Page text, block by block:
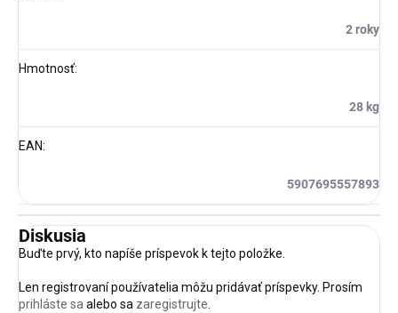
2 roky
Hmotnosť:
28 kg
EAN:
5907695557893
Diskusia
Buďte prvý, kto napíše príspevok k tejto položke.
Len registrovaní používatelia môžu pridávať príspevky. Prosím
prihláste saalebo sa zaregistrujte.